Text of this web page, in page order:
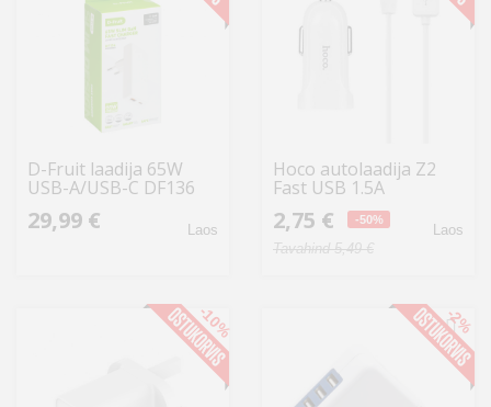
D-Fruit laadija 65W
USB-A/USB-C DF136
29,99 € Laos
Hoco autolaadija Z2
Fast USB 1.5A
2,75 € -50%
Tavahind 5,49 €
Laos
-10% -2%